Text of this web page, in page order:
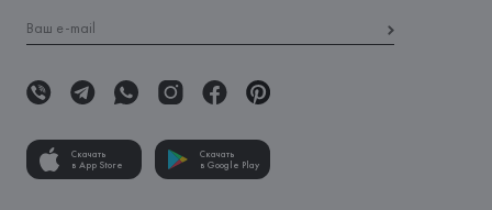
Скачать
в App Store
Скачать
в Google Play